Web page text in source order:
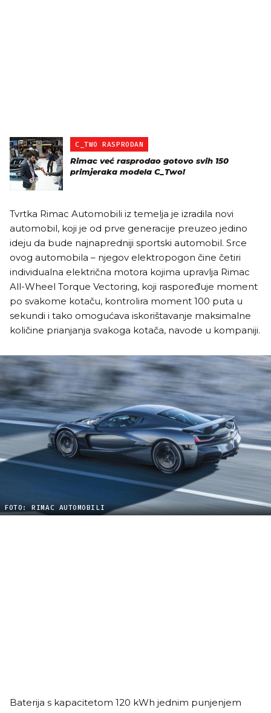
C_TWO RASPRODAN
Rimac već rasprodao gotovo svih 150
primjeraka modela C_Two!
Tvrtka Rimac Automobili iz temelja je izradila novi
automobil, koji je od prve generacije preuzeo jedino
ideju da bude najnapredniji sportski automobil. Srce
ovog automobila – njegov elektropogon čine četiri
individualna električna motora kojima upravlja Rimac
All-Wheel Torque Vectoring, koji raspoređuje moment
po svakome kotaču, kontrolira moment 100 puta u
sekundi i tako omogućava iskorištavanje maksimalne
količine prianjanja svakoga kotača, navode u kompaniji.
FOTO: RIMAC AUTOMOBILI
Baterija s kapacitetom 120 kWh jednim punjenjem